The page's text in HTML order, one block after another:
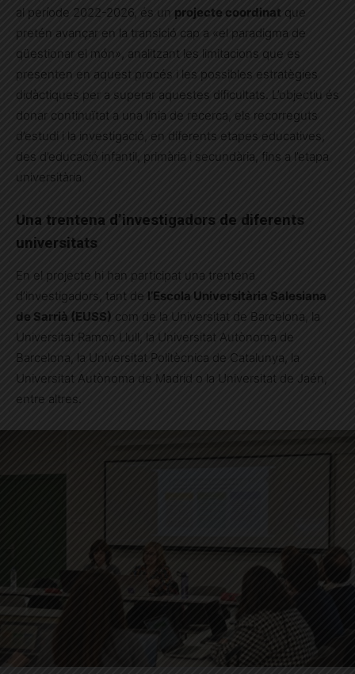
al període 2022-2026, és un projecte coordinat que
pretén avançar en la transició cap a «el paradigma de
qüestionar el món», analitzant les limitacions que es
presenten en aquest procés i les possibles estratègies
didàctiques per a superar aquestes dificultats. L’objectiu és
donar continuïtat a una línia de recerca, els recorreguts
d’estudi i la investigació, en diferents etapes educatives,
des d’educació infantil, primària i secundària, fins a l’etapa
universitària.
Una trentena d’investigadors de diferents
universitats
En el projecte hi han participat una trentena
d’investigadors, tant de l’Escola Universitària Salesiana
de Sarrià (EUSS) com de la Universitat de Barcelona, la
Universitat Ramon Llull, la Universitat Autònoma de
Barcelona, la Universitat Politècnica de Catalunya, la
Universitat Autònoma de Madrid o la Universitat de Jaén,
entre altres.